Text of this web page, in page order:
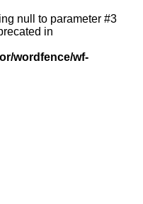
null to parameter #3
in
wordfence/wf-